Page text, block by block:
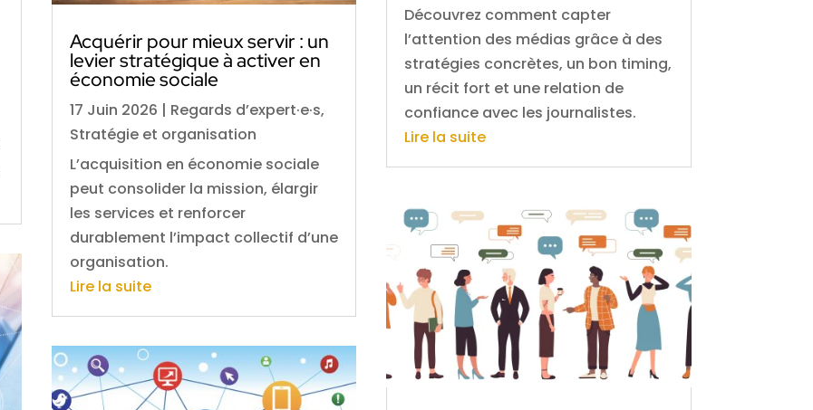
Acquérir pour mieux servir : un
levier stratégique à activer en
économie sociale
17 Juin 2026 | Regards d’expert·e·s,
Stratégie et organisation
L’acquisition en économie sociale
peut consolider la mission, élargir
les services et renforcer
durablement l’impact collectif d’une
organisation.
Lire la suite
Découvrez comment capter
l’attention des médias grâce à des
stratégies concrètes, un bon timing,
un récit fort et une relation de
confiance avec les journalistes.
Lire la suite